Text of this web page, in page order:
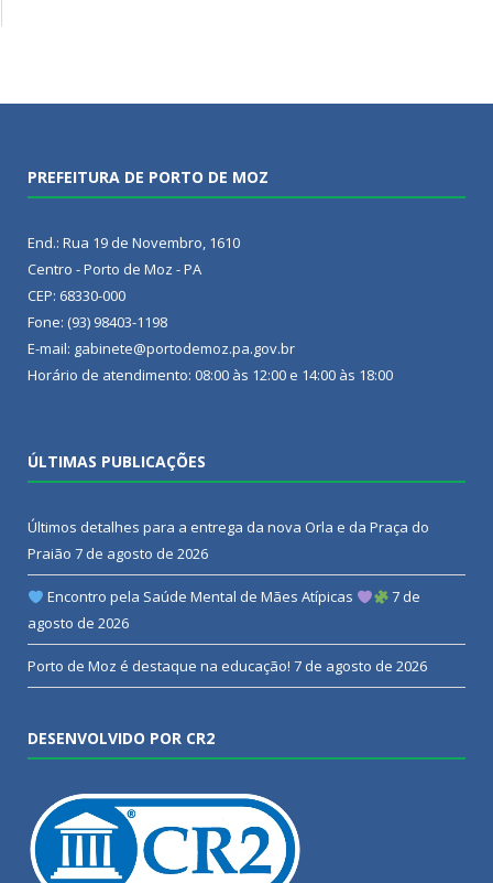
PREFEITURA DE PORTO DE MOZ
End.: Rua 19 de Novembro, 1610
Centro - Porto de Moz - PA
CEP: 68330-000
Fone: (93) 98403-1198
E-mail: gabinete@portodemoz.pa.gov.br
Horário de atendimento: 08:00 às 12:00 e 14:00 às 18:00
ÚLTIMAS PUBLICAÇÕES
Últimos detalhes para a entrega da nova Orla e da Praça do
Praião 7 de agosto de 2026
Encontro pela Saúde Mental de Mães Atípicas
7 de
agosto de 2026
Porto de Moz é destaque na educação! 7 de agosto de 2026
DESENVOLVIDO POR CR2